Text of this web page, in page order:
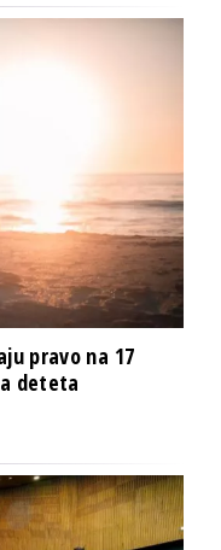
pravo na 17
deteta